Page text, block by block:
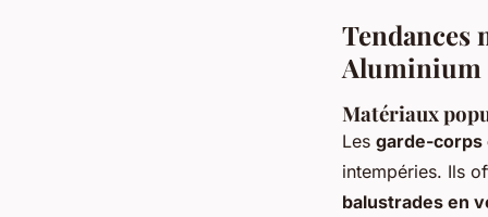
Tendances
Aluminium
Matériaux
Les garde-corps
intempéries. Ils
balustrades en